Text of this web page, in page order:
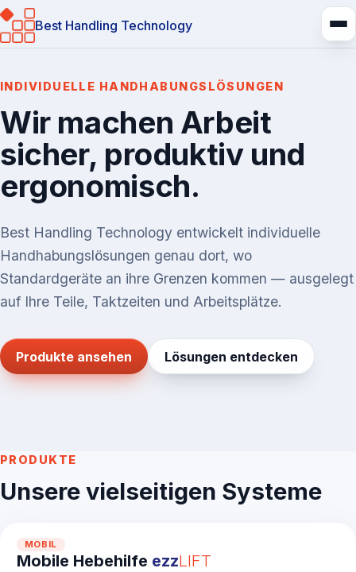
Best Handling Technology
INDIVIDUELLE HANDHABUNGSLÖSUNGEN
Wir machen Arbeit
sicher, produktiv und
ergonomisch.
Best Handling Technology entwickelt individuelle
Handhabungslösungen genau dort, wo
Standardgeräte an ihre Grenzen kommen — ausgelegt
auf Ihre Teile, Taktzeiten und Arbeitsplätze.
Produkte ansehen Lösungen entdecken
PRODUKTE
Unsere vielseitigen Systeme
MOBIL
Mobile Hebehilfe ezzLIFT